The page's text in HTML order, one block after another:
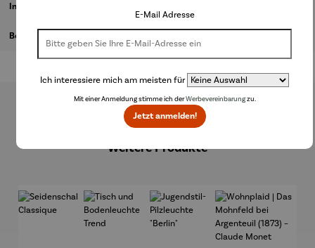
Informationen zum Hersteller
Bewertungen
Produktgalerie überspringen
Weitere Produkte
E-Mail Adresse
Ich interessiere mich am meisten für
Mit einer Anmeldung stimme ich derWerbevereinbarungzu.
Jetzt anmelden!